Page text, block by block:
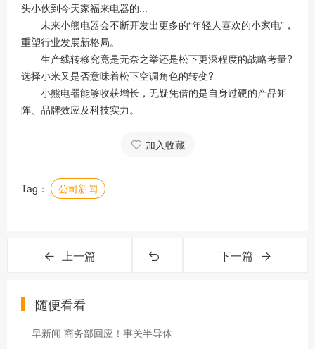
头小伙到今天家福来电器的...
未来小熊电器会不断开发出更多的“年轻人喜欢的小家电”，
重塑行业发展新格局。
生产线转移究竟是无奈之举还是松下更深程度的战略考量?
选择小米又是否意味着松下空调角色的转变?
小熊电器能够收获增长，无疑凭借的是自身过硬的产品矩
阵、品牌效应及科技实力。
加入收藏
Tag： 公司新闻
上一篇 下一篇
随便看看
早新闻 商务部回应！事关半导体